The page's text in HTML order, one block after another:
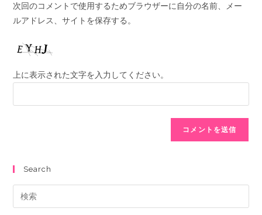
次回のコメントで使用するためブラウザーに自分の名前、メー
ルアドレス、サイトを保存する。
上に表示された文字を入力してください。
Search